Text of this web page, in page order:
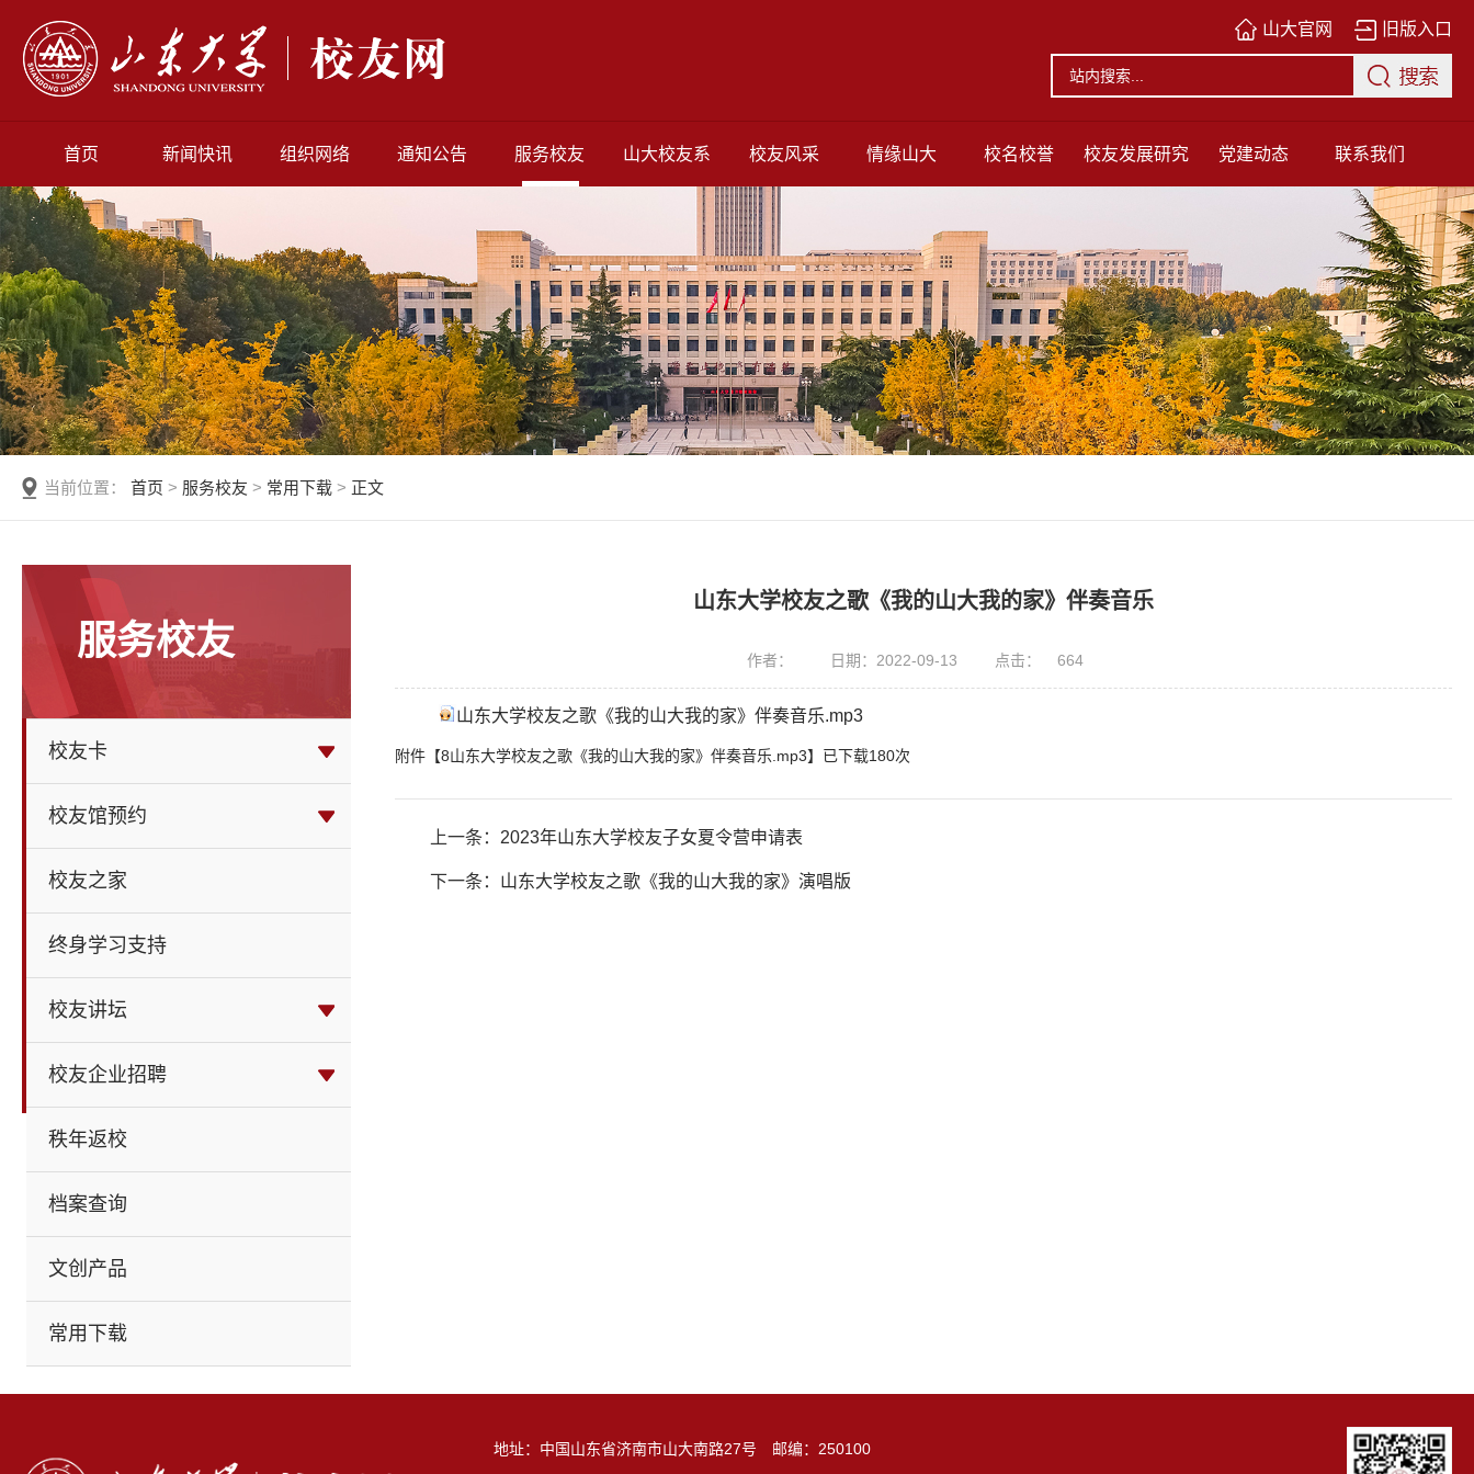
山大官网 旧版入口
首页 新闻快讯 组织网络 通知公告 服务校友 山大校友系 校友风采 情缘山大 校名校誉 校友发展研究 党建动态 联系我们
当前位置：首页 > 服务校友 > 常用下载 > 正文
服务校友
校友卡
校友馆预约
校友之家
终身学习支持
校友讲坛
校友企业招聘
秩年返校
档案查询
文创产品
常用下载
山东大学校友之歌《我的山大我的家》伴奏音乐
作者： 日期：2022-09-13 点击： 664
山东大学校友之歌《我的山大我的家》伴奏音乐.mp3
附件【8山东大学校友之歌《我的山大我的家》伴奏音乐.mp3】已下载180次
上一条： 2023年山东大学校友子女夏令营申请表
下一条： 山东大学校友之歌《我的山大我的家》演唱版
地址：中国山东省济南市山大南路27号 邮编：250100